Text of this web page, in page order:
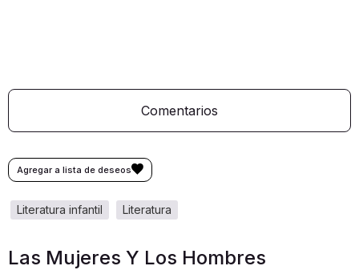
Comentarios
literatura
literatura infantil
Las Mujeres Y Los Hombres